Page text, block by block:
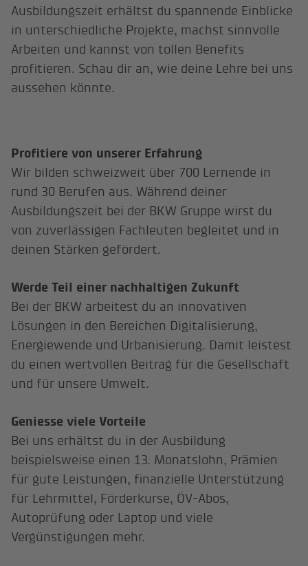
Ausbildungszeit erhältst du spannende Einblicke
in unterschiedliche Projekte, machst sinnvolle
Arbeiten und kannst von tollen Benefits
profitieren. Schau dir an, wie deine Lehre bei uns
aussehen könnte.
Profitiere von unserer Erfahrung
Wir bilden schweizweit über 700 Lernende in
rund 30 Berufen aus. Während deiner
Ausbildungszeit bei der BKW Gruppe wirst du
von zuverlässigen Fachleuten begleitet und in
deinen Stärken gefördert.
Werde Teil einer nachhaltigen Zukunft
Bei der BKW arbeitest du an innovativen
Lösungen in den Bereichen Digitalisierung,
Energiewende und Urbanisierung. Damit leistest
du einen wertvollen Beitrag für die Gesellschaft
und für unsere Umwelt.
Geniesse viele Vorteile
Bei uns erhältst du in der Ausbildung
beispielsweise einen 13. Monatslohn, Prämien
für gute Leistungen, finanzielle Unterstützung
für Lehrmittel, Förderkurse, ÖV-Abos,
Autoprüfung oder Laptop und viele
Vergünstigungen mehr.